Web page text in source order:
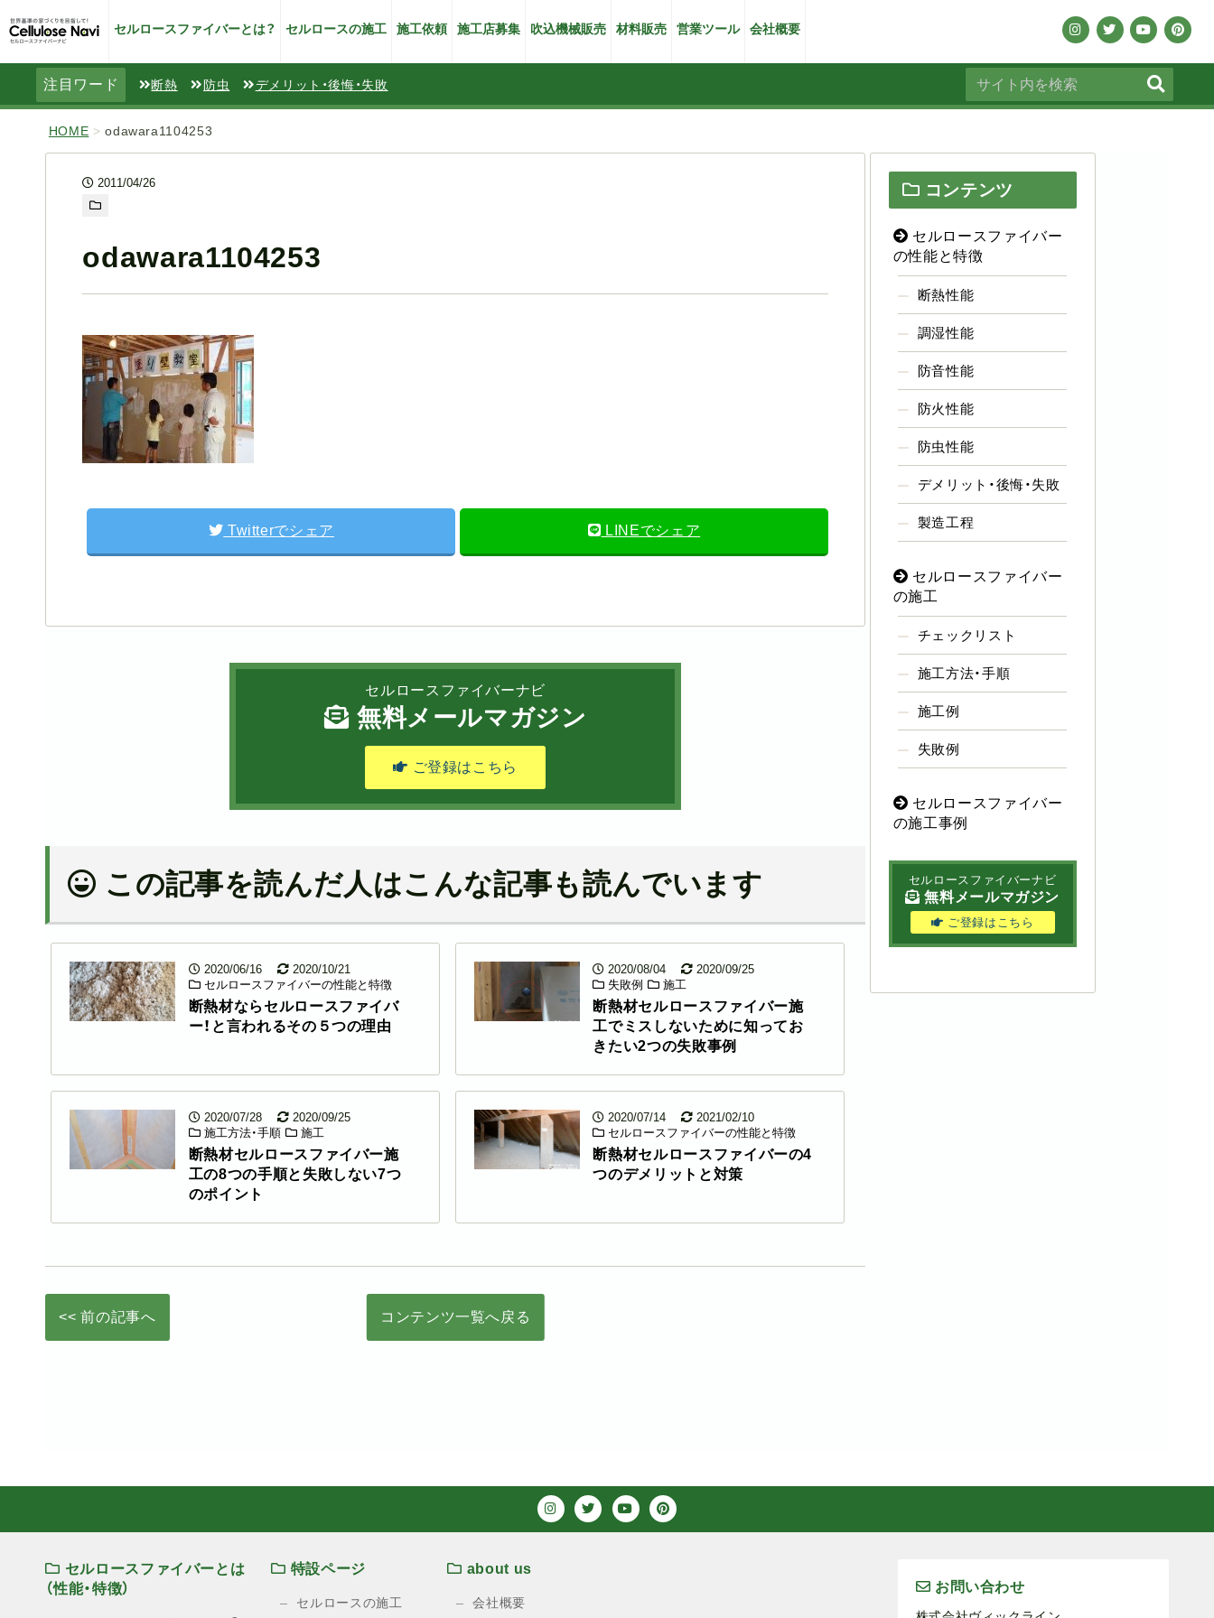
セルロースファイバーとは？ セルロースの施工 施工依頼 施工店募集 吹込機械販売 材料販売 営業ツール 会社概要
注目ワード 断熱 防虫 デメリット・後悔・失敗
HOME >odawara1104253
2011/04/26
odawara1104253
Twitterでシェア LINEでシェア
セルロースファイバーナビ
無料メールマガジン
ご登録はこちら
この記事を読んだ人はこんな記事も読んでいます
2020/06/16
2020/10/21
セルロースファイバーの性能と特徴
断熱材ならセルロースファイバ
ー！と言われるその５つの理由
2020/08/04
2020/09/25
失敗例
施工
断熱材セルロースファイバー施
工でミスしないために知ってお
きたい2つの失敗事例
2020/07/28
2020/09/25
施工方法・手順
施工
断熱材セルロースファイバー施
工の8つの手順と失敗しない7つ
のポイント
2020/07/14
2021/02/10
セルロースファイバーの性能と特徴
断熱材セルロースファイバーの4
つのデメリットと対策
<< 前の記事へ コンテンツ一覧へ戻る
コンテンツ
セルロースファイバー
の性能と特徴
断熱性能
調湿性能
防音性能
防火性能
防虫性能
デメリット・後悔・失敗
製造工程
セルロースファイバー
の施工
チェックリスト
施工方法・手順
施工例
失敗例
セルロースファイバー
の施工事例
セルロースファイバーナビ
無料メールマガジン
ご登録はこちら
セルロースファイバーとは
（性能・特徴）
特設ページ
セルロースの施工
about us
会社概要
お問い合わせ